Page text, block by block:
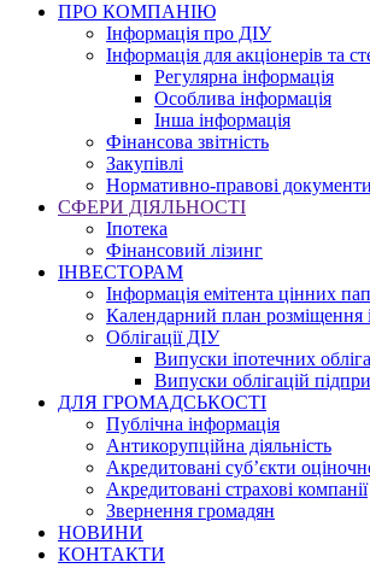
ПРО КОМПАНІЮ
Інформація про ДІУ
Інформація для акціонерів та
Регулярна інформація
Особлива інформація
Інша інформація
Фінансова звітність
Закупівлі
Нормативно-правові документи
СФЕРИ ДІЯЛЬНОСТІ
Іпотека
Фінансовий лізинг
ІНВЕСТОРАМ
Інформація емітента цінних
Календарний план розміщення
Облігації ДІУ
Випуски іпотечних
Випуски облігацій
ДЛЯ ГРОМАДСЬКОСТІ
Публічна інформація
Антикорупційна діяльність
Акредитовані суб’єкти
Акредитовані страхові компанії
Звернення громадян
НОВИНИ
КОНТАКТИ